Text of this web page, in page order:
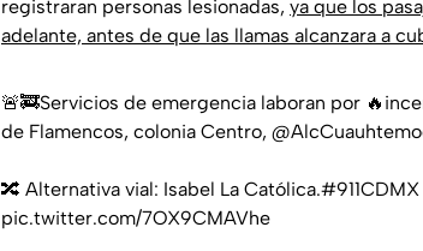
registraran personas lesionadas, ya que los
adelante, antes de que las llamas alcanzara a
🚨🚒Servicios de emergencia laboran por
de Flamencos, colonia Centro,
🔀 Alternativa vial: Isabel La Católica.#911CDMX
pic.twitter.com/7OX9CMAVhe